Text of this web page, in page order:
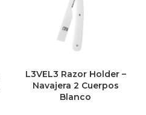
L3VEL3 Razor Holder –
Navajera 2 Cuerpos
Blanco